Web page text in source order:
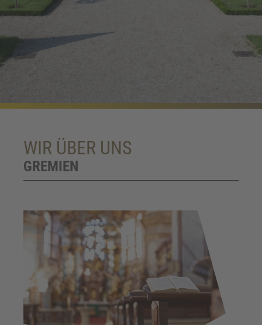
WIR ÜBER UNS
GREMIEN